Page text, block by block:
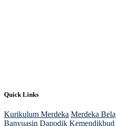
Quick Links
Kurikulum Merdeka Merdeka
Banyuasin Dapodik Kemendikbud